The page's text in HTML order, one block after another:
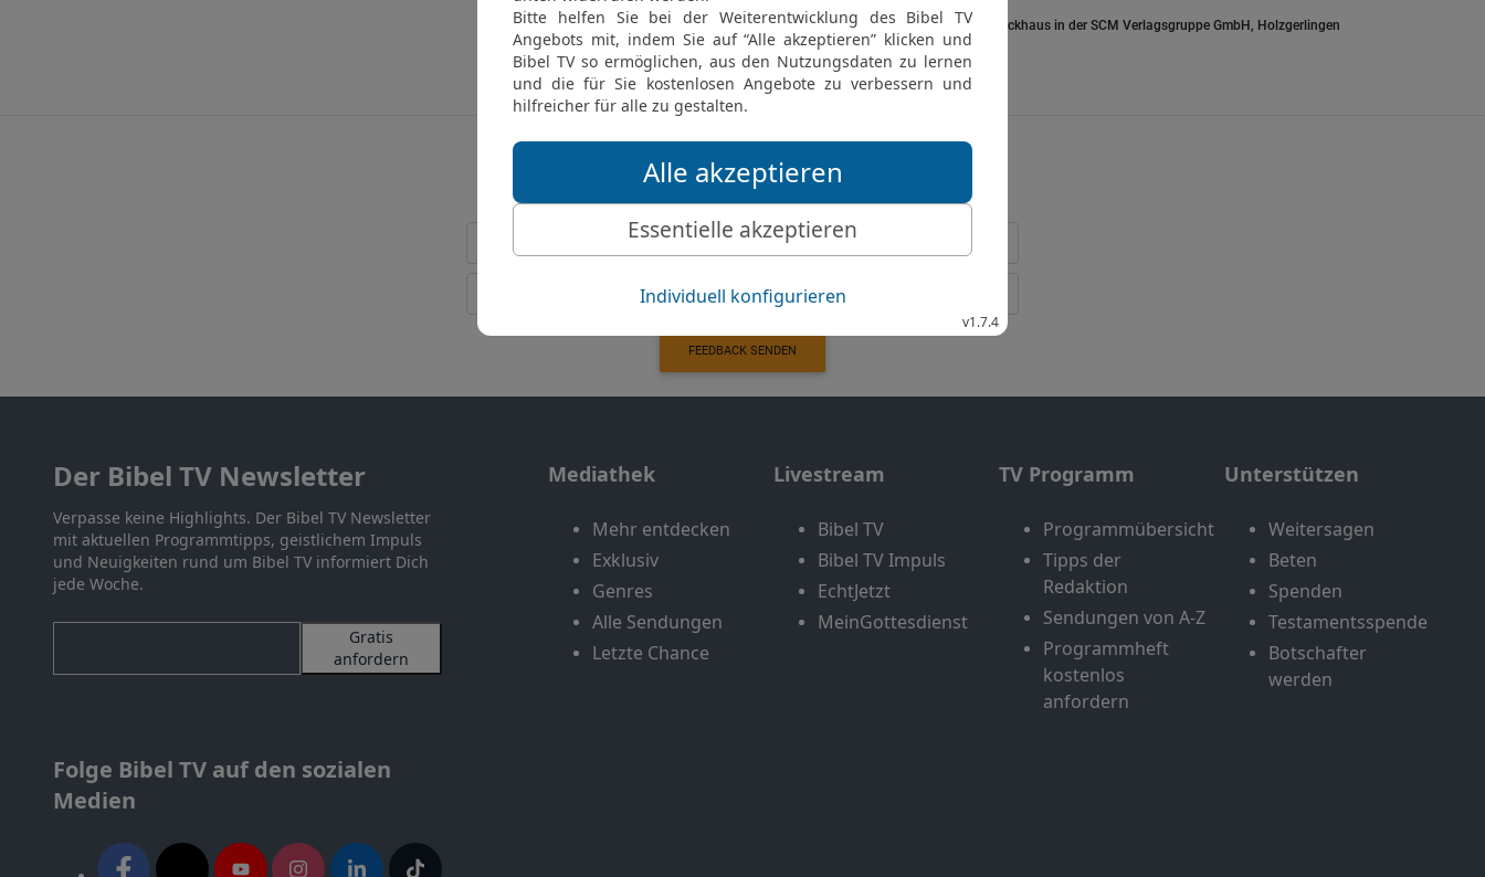
Elberfelder Bibel 2006, © 2006 SCM R.Brockhaus in der SCM Verlagsgruppe GmbH, Holzgerlingen
Möchtest du uns Feedback geben?
Bewertung der Bibelthek
FEEDBACK SENDEN
Der Bibel TV Newsletter
Verpasse keine Highlights. Der Bibel TV Newsletter
mit aktuellen Programmtipps, geistlichem Impuls
und Neuigkeiten rund um Bibel TV informiert Dich
jede Woche.
Gratis
anfordern
Folge Bibel TV auf den sozialen
Medien
Mediathek
Mehr entdecken
Exklusiv
Genres
Alle Sendungen
Letzte Chance
Livestream
Bibel TV
Bibel TV Impuls
EchtJetzt
MeinGottesdienst
TV Programm
Programmübersicht
Tipps der
Redaktion
Sendungen von A-Z
Programmheft
kostenlos
anfordern
Unterstützen
Weitersagen
Beten
Spenden
Testamentsspende
Botschafter
werden